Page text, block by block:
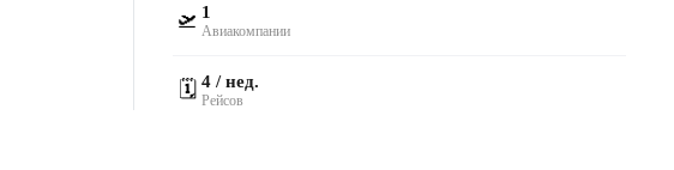
🛫 1
Авиакомпании
🗓️ 4 / нед.
Рейсов